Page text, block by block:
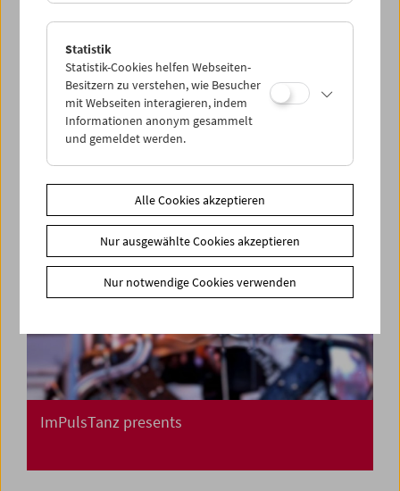
Cinemini on Tour: Kino für die Kleinsten
ImPulsTanz presents
Statistik
Statistik-Cookies helfen Webseiten-
Besitzern zu verstehen, wie Besucher
mit Webseiten interagieren, indem
Informationen anonym gesammelt
und gemeldet werden.
Alle Cookies akzeptieren
Nur ausgewählte Cookies akzeptieren
Nur notwendige Cookies verwenden